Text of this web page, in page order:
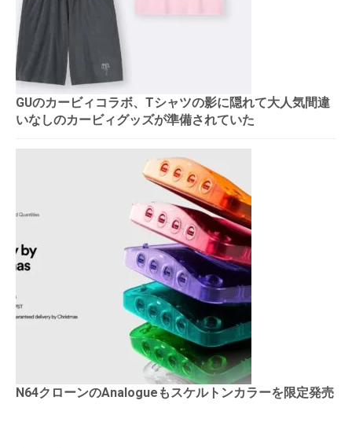
GUのカービィコラボ、Tシャツの影に隠れて大人気間違
いなしのカービィグッズが準備されていた
N64クローンのAnalogueもスケルトンカラーを限定発売